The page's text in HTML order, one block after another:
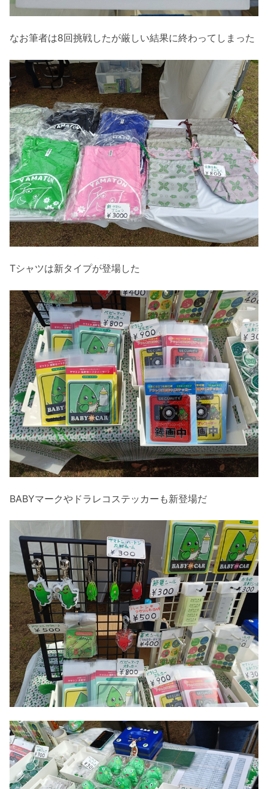
なお筆者は8回挑戦したが厳しい結果に終わってしまった
Tシャツは新タイプが登場した
BABYマークやドラレコステッカーも新登場だ